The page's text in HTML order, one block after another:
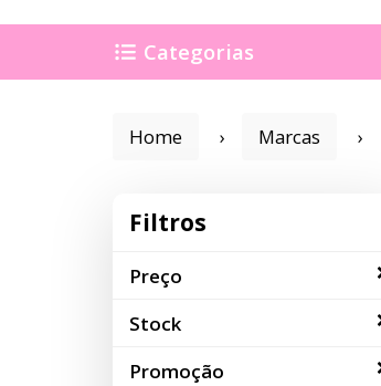
Categorias
Home Marcas
Filtros
Preço
Stock
Promoção